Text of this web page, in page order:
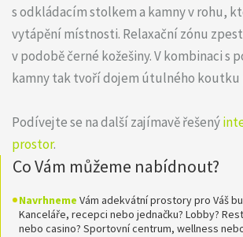
s odkládacím stolkem a kamny v rohu,
vytápění místnosti. Relaxační zónu
v podobě černé kožešiny. V kombinaci s
kamny tak tvoří dojem útulného koutku
Podívejte se na další zajímavě řešený
prostor.
Co Vám můžeme nabídnout?
Navrhneme Vám adekvátní prostory pro Váš
Kanceláře, recepci nebo jednačku? Lobby?
nebo casino? Sportovní centrum, wellness